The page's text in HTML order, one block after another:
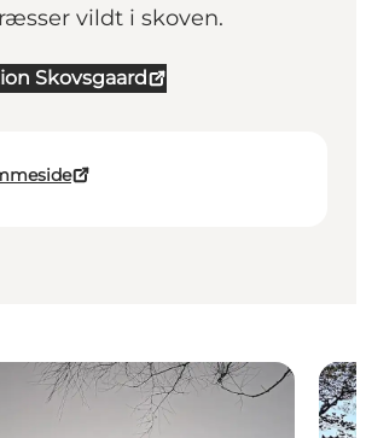
vildt i skoven.
Skovsgaard